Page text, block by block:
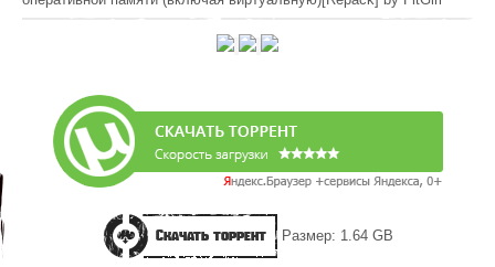
Скачать торрент Размер: 1.64 GB